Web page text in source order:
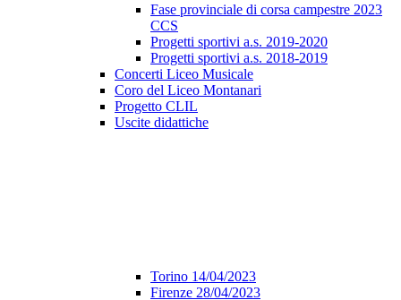
Fase provinciale di corsa campestre 2023
CCS
Progetti sportivi a.s. 2019-2020
Progetti sportivi a.s. 2018-2019
Concerti Liceo Musicale
Coro del Liceo Montanari
Progetto CLIL
Uscite didattiche
Torino 14/04/2023
Firenze 28/04/2023